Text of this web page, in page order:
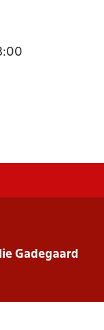
Gadegaard